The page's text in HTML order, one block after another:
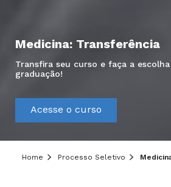
Medicina: Transferência
Transfira seu curso e faça a
graduação!
Acesse o curso
Home Processo Seletivo